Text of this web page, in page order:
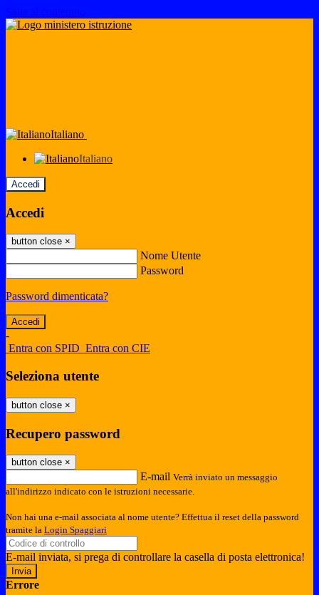
Italiano
Italiano
Accedi
Accedi
button close ×
Nome Utente
Password
Password dimenticata?
-
Entra con SPID Entra con CIE
Seleziona utente
button close ×
Recupero password
button close ×
E-mail Verrà inviato un messaggio
all'indirizzo indicato con le istruzioni necessarie.
Non hai una e-mail associata al nome utente? Effettua il reset della password
tramite la Login Spaggiari
E-mail inviata, si prega di controllare la casella di posta elettronica!
Errore